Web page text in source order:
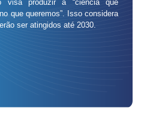
visa produzir a “ciência que
que queremos”. Isso considera
ser atingidos até 2030.